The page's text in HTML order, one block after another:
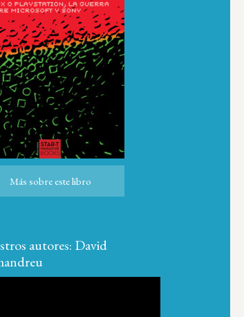
Más sobre este libro
autores: David